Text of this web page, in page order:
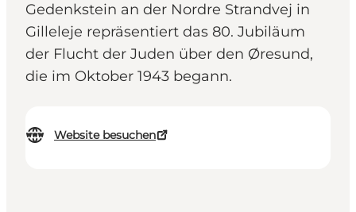
Gedenkstein an der Nordre Strandvej in
Gilleleje repräsentiert das 80. Jubiläum
der Flucht der Juden über den Øresund,
die im Oktober 1943 begann.
Website besuchen